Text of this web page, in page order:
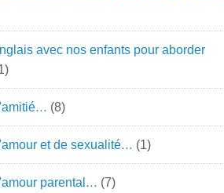
avec nos enfants pour aborder
(8)
et de sexualité… (1)
parental… (7)